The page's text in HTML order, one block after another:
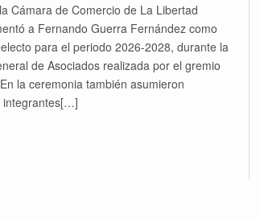
Cámara de Comercio de La Libertad
a Fernando Guerra Fernández como
para el periodo 2026-2028, durante la
de Asociados realizada por el gremio
la ceremonia también asumieron
integrantes[…]